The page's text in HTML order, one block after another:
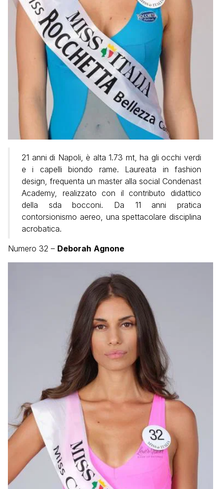
21 anni di Napoli, è alta 1.73 mt, ha gli occhi verdi
e i capelli biondo rame. Laureata in fashion
design, frequenta un master alla social Condenast
Academy, realizzato con il contributo didattico
della sda bocconi. Da 11 anni pratica
contorsionismo aereo, una spettacolare disciplina
acrobatica.
Numero 32 – Deborah Agnone